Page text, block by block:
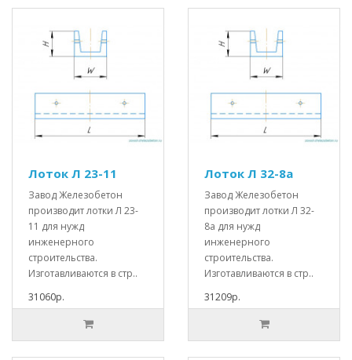
Лоток Л 23-11
Завод Железобетон
производит лотки Л 23-
11 для нужд
инженерного
строительства.
Изготавливаются в стр..
31060р.
Лоток Л 32-8а
Завод Железобетон
производит лотки Л 32-
8а для нужд
инженерного
строительства.
Изготавливаются в стр..
31209р.